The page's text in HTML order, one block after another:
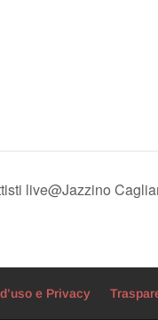
live@Jazzino
e Privacy